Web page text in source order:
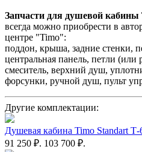
Запчасти для душевой
всегда можно приобрести в
центре "Timo":
поддон, крыша, задние стенки,
центральная панель, петли
смеситель, верхний душ,
форсунки, ручной душ, пульт
Другие комплектации:
Душевая кабина Timo Standart
91 250 ₽. 103 700 ₽.